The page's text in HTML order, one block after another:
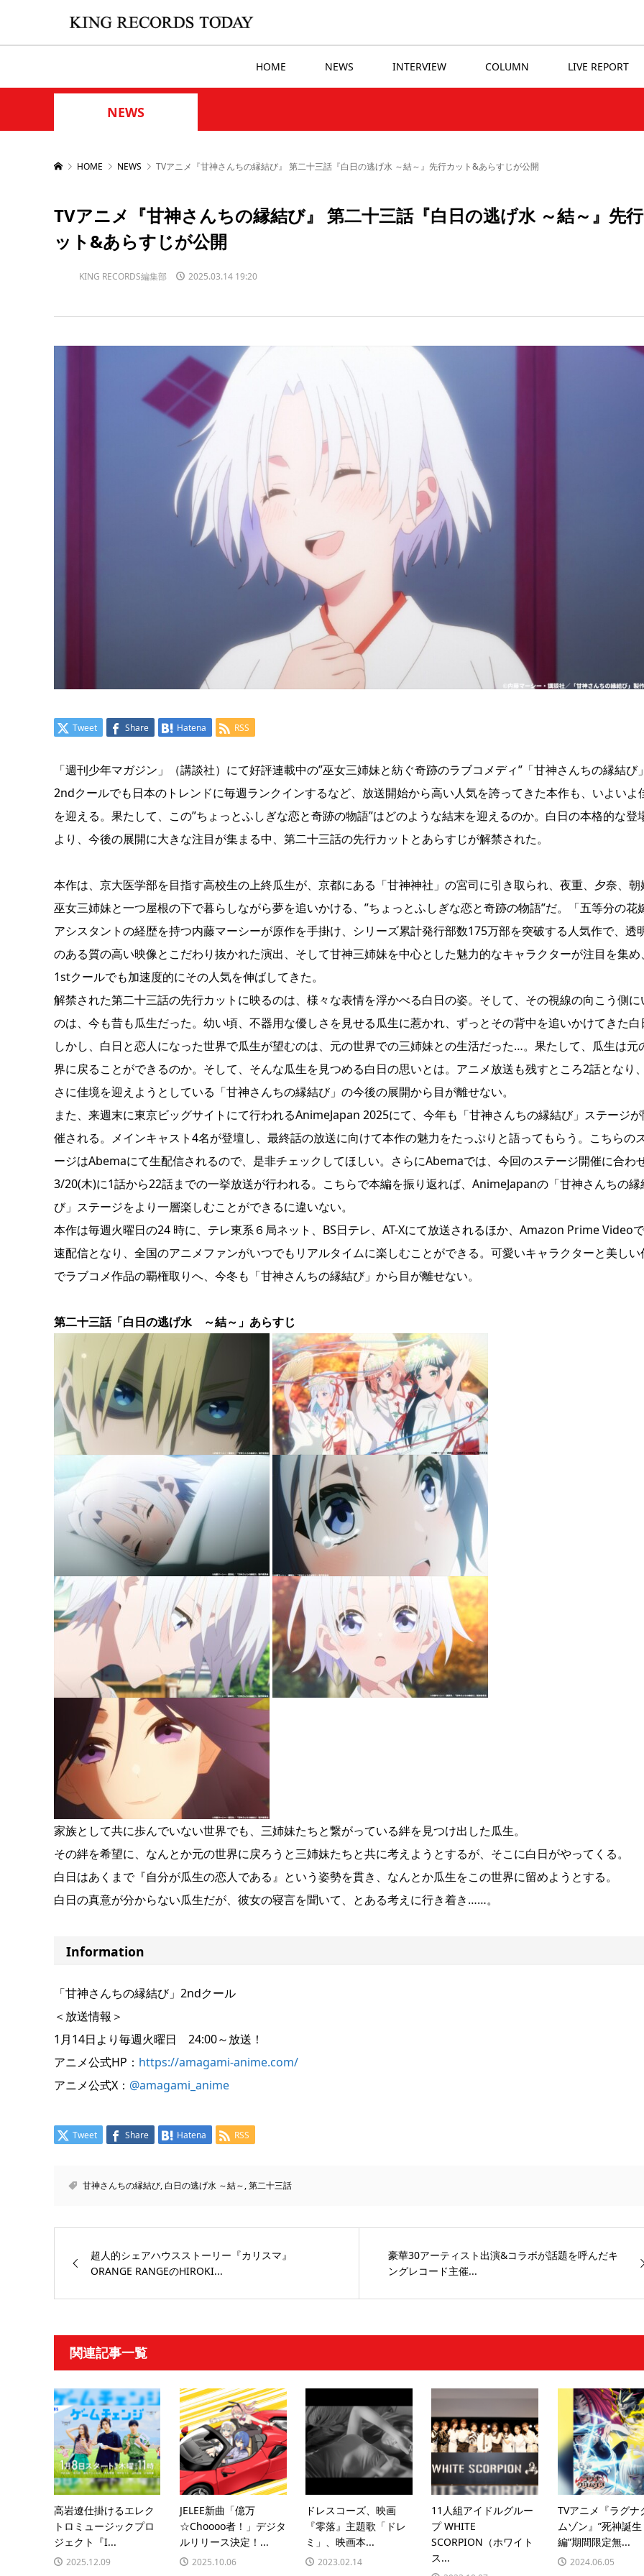
HOME NEWS INTERVIEW COLUMN LIVE REPORT
NEWS
HOME NEWS TVアニメ『甘神さんちの縁結び』 第二十三話『白日の逃げ水 ～結～』先行カット&あらすじが公開
TVアニメ『甘神さんちの縁結び』 第二十三話『白日の逃げ水 ～結～』先
ット&あらすじが公開
KING RECORDS編集部 2025.03.14 19:20
Tweet Share Hatena RSS
「週刊少年マガジン」（講談社）にて好評連載中の”巫女三姉妹と紡ぐ奇跡のラブコメディ”「甘神さんちの縁結び
2ndクールでも日本のトレンドに毎週ランクインするなど、放送開始から高い人気を誇ってきた本作も、いよいよ
を迎える。果たして、この”ちょっとふしぎな恋と奇跡の物語”はどのような結末を迎えるのか。白日の本格的な登
より、今後の展開に大きな注目が集まる中、第二十三話の先行カットとあらすじが解禁された。
本作は、京大医学部を目指す高校生の上終瓜生が、京都にある「甘神神社」の宮司に引き取られ、夜重、夕奈、朝
巫女三姉妹と一つ屋根の下で暮らしながら夢を追いかける、”ちょっとふしぎな恋と奇跡の物語”だ。「五等分の花
アシスタントの経歴を持つ内藤マーシーが原作を手掛け、シリーズ累計発行部数175万部を突破する人気作で、透
のある質の高い映像とこだわり抜かれた演出、そして甘神三姉妹を中心とした魅力的なキャラクターが注目を集め
1stクールでも加速度的にその人気を伸ばしてきた。
解禁された第二十三話の先行カットに映るのは、様々な表情を浮かべる白日の姿。そして、その視線の向こう側に
のは、今も昔も瓜生だった。幼い頃、不器用な優しさを見せる瓜生に惹かれ、ずっとその背中を追いかけてきた白
しかし、白日と恋人になった世界で瓜生が望むのは、元の世界での三姉妹との生活だった…。果たして、瓜生は元
界に戻ることができるのか。そして、そんな瓜生を見つめる白日の思いとは。アニメ放送も残すところ2話となり
さに佳境を迎えようとしている「甘神さんちの縁結び」の今後の展開から目が離せない。
また、来週末に東京ビッグサイトにて行われるAnimeJapan 2025にて、今年も「甘神さんちの縁結び」ステージ
催される。メインキャスト4名が登壇し、最終話の放送に向けて本作の魅力をたっぷりと語ってもらう。こちらの
ージはAbemaにて生配信されるので、是非チェックしてほしい。さらにAbemaでは、今回のステージ開催に合わ
3/20(木)に1話から22話までの一挙放送が行われる。こちらで本編を振り返れば、AnimeJapanの「甘神さんちの縁
び」ステージをより一層楽しむことができるに違いない。
本作は毎週火曜日の24 時に、テレ東系６局ネット、BS日テレ、AT-Xにて放送されるほか、Amazon Prime Video
速配信となり、全国のアニメファンがいつでもリアルタイムに楽しむことができる。可愛いキャラクターと美しい
でラブコメ作品の覇権取りへ、今冬も「甘神さんちの縁結び」から目が離せない。
第二十三話「白日の逃げ水 ～結～」あらすじ
家族として共に歩んでいない世界でも、三姉妹たちと繋がっている絆を見つけ出した瓜生。
その絆を希望に、なんとか元の世界に戻ろうと三姉妹たちと共に考えようとするが、そこに白日がやってくる。
白日はあくまで『自分が瓜生の恋人である』という姿勢を貫き、なんとか瓜生をこの世界に留めようとする。
白日の真意が分からない瓜生だが、彼女の寝言を聞いて、とある考えに行き着き……。
Information
「甘神さんちの縁結び」2ndクール
＜放送情報＞
1月14日より毎週火曜日 24:00～放送！
アニメ公式HP： https://amagami-anime.com/
アニメ公式X： @amagami_anime
Tweet Share Hatena RSS
甘神さんちの縁結び,白日の逃げ水 ～結～,第二十三話
超人的シェアハウスストーリー『カリスマ』
ORANGE RANGEのHIROKI...
豪華30アーティスト出演&コラボが話題を呼んだキ
ングレコード主催...
関連記事一覧
高岩遼仕掛けるエレク
トロミュージックプロ
ジェクト『I...
2025.12.09
JELEE新曲「億万
☆Choooo者！」デジタ
ルリリース決定！...
2025.10.06
ドレスコーズ、映画
『零落』主題歌「ドレ
ミ」、映画本...
2023.02.14
11人組アイドルグルー
プ WHITE
SCORPION（ホワイト
ス...
TVアニメ『ラグナ
ムゾン』”死神誕生
編”期間限定無...
2024.06.05